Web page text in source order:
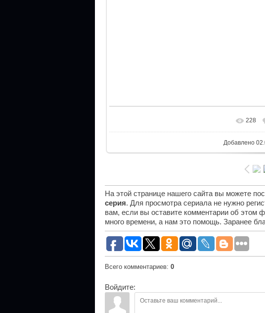
228
Добавлено
На этой странице нашего сайта вы можете
серия. Для просмотра сериала не нужно
вам, если вы оставите комментарии об этом
много времени, а нам это помощь. Заранее
Всего комментариев: 0
Войдите: